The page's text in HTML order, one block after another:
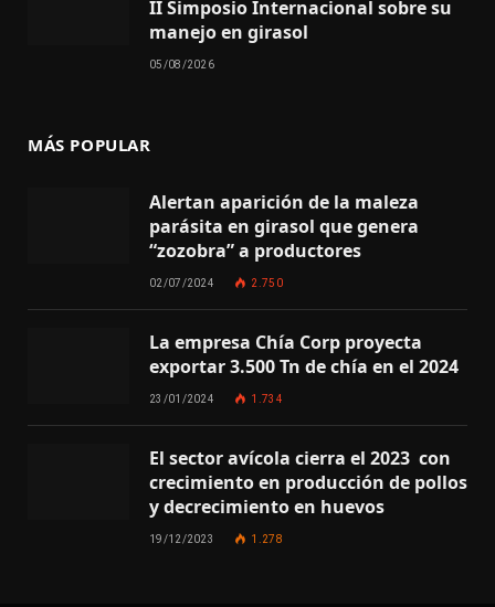
II Simposio Internacional sobre su
manejo en girasol
05/08/2026
MÁS POPULAR
Alertan aparición de la maleza
parásita en girasol que genera
“zozobra” a productores
02/07/2024 2.750
La empresa Chía Corp proyecta
exportar 3.500 Tn de chía en el 2024
23/01/2024 1.734
El sector avícola cierra el 2023 con
crecimiento en producción de pollos
y decrecimiento en huevos
19/12/2023 1.278